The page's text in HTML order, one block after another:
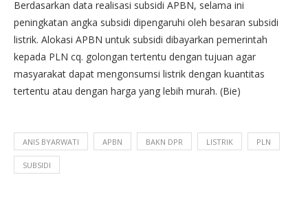
Berdasarkan data realisasi subsidi APBN, selama ini
peningkatan angka subsidi dipengaruhi oleh besaran subsidi
listrik. Alokasi APBN untuk subsidi dibayarkan pemerintah
kepada PLN cq. golongan tertentu dengan tujuan agar
masyarakat dapat mengonsumsi listrik dengan kuantitas
tertentu atau dengan harga yang lebih murah. (Bie)
ANIS BYARWATI APBN BAKN DPR LISTRIK PLN
SUBSIDI